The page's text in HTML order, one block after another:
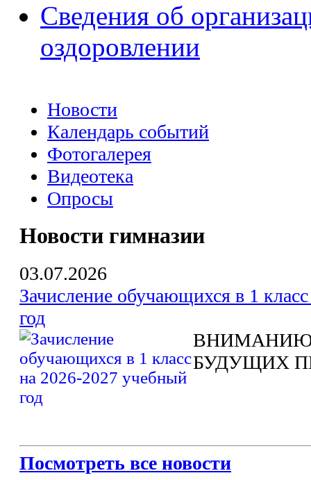
Сведения об
оздоровлении
Новости
Календарь событий
Фотогалерея
Видеотека
Опросы
Новости гимназии
03.07.2026
Зачисление обучающихся в 1
год
ВНИМАНИЮ
БУДУЩИХ
Посмотреть все новости